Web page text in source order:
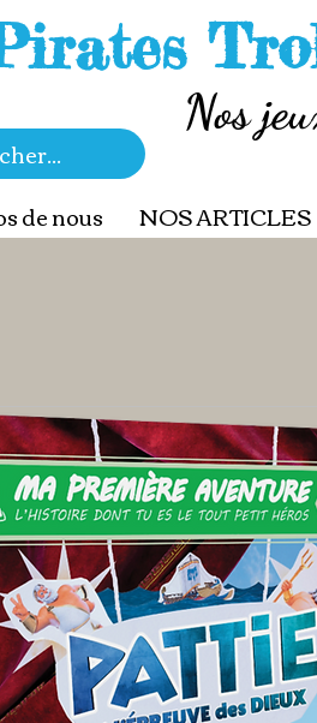
Nos
de nous NOS ARTICLES